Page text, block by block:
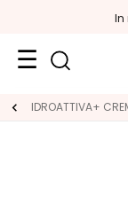
In
Formati
IDROATTIVA+